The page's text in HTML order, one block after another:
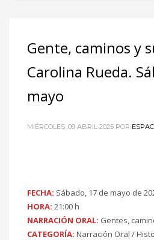
Gente, caminos y
Carolina Rueda.
mayo
MIÉRCOLES, 09 ABRIL 2025 POR
FECHA: Sábado, 17 de mayo de
HORA: 21:00 h
NARRACIÓN ORAL: Gentes,
CATEGORÍA: Narración Oral /